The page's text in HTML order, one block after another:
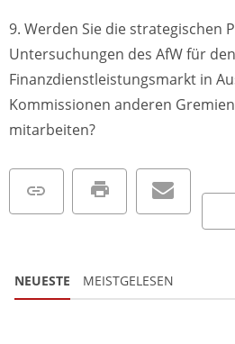
9. Werden Sie die strategischen
Untersuchungen des AfW für
Finanzdienstleistungsmarkt in
Kommissionen anderen
mitarbeiten?
NEUESTE MEISTGELESEN